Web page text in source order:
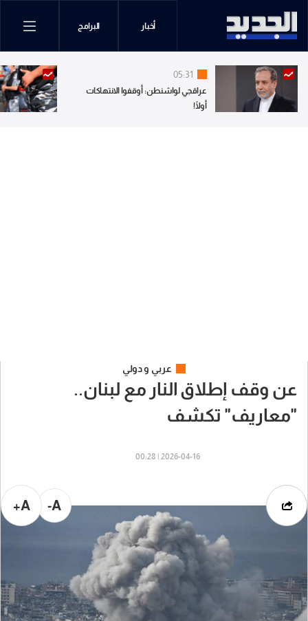
أخبار البرامج
05:31
عراقجي لواشنطن: أوقفوا الانتهاكات
أولًا!
عربي و دولي
عن وقف إطلاق النار مع لبنان..
"معاريف" تكشف
2026-04-16 | 00:28
A-
A+